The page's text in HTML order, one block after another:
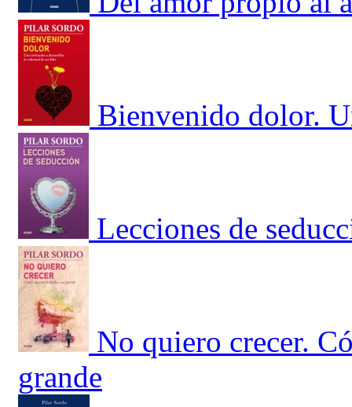
Bienvenido dolor.
Lecciones de
No quiero crecer.
grande